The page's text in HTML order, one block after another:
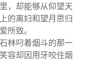
，却能够从仰望天
的离妇和望月思归
所致。
林叼着烟斗的那一
容却因用牙咬住烟